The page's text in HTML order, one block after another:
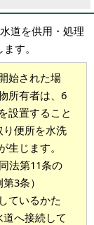
道を供用・処理
す。
始された場
所有者は、6
設置すること
り便所を水洗
生じます。
法第11条の
3条）
ているかた
へ接続して